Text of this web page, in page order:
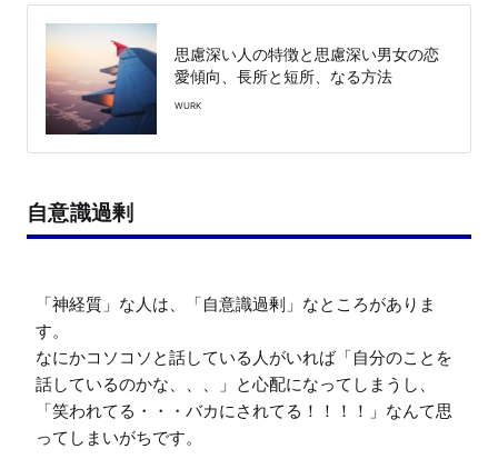
思慮深い人の特徴と思慮深い男女の恋
愛傾向、長所と短所、なる方法
WURK
自意識過剰
「神経質」な人は、「自意識過剰」なところがありま
す。
なにかコソコソと話している人がいれば「自分のことを
話しているのかな、、、」と心配になってしまうし、
「笑われてる・・・バカにされてる！！！！」なんて思
ってしまいがちです。